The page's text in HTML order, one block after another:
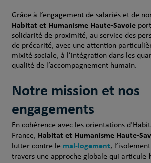
Grâce à l’engagement de salariés et de
Habitat et Humanisme Haute‑Savoie
solidarité de proximité, au service des
de précarité, avec une attention
mixité sociale, à l’intégration dans les
qualité de l’accompagnement humain.
Notre mission et nos
engagements
En cohérence avec les orientations
France, Habitat et Humanisme
lutter contre le mal‑logement,
travers une approche globale qui articule